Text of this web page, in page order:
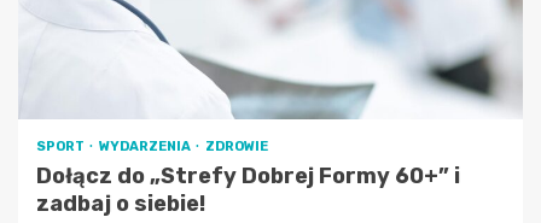
SPORT WYDARZENIA ZDROWIE
Dołącz do „Strefy Dobrej Formy 60+” i
zadbaj o siebie!